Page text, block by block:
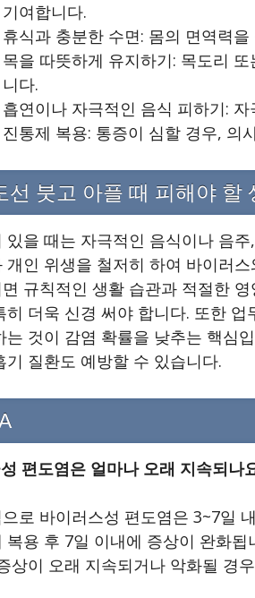
기여합니다.
휴식과 충분한 수면: 몸의 면역력
목을 따뜻하게 유지하기: 목도리
니다.
흡연이나 자극적인 음식 피하기:
진통제 복용: 통증이 심할 경우, 의
선 붓고 아플 때 피해야 할
있을 때는 자극적인 음식이나 음
개인 위생을 철저히 하여 바이러
규칙적인 생활 습관과 적절한
히 더욱 신경 써야 합니다. 또한
는 것이 감염 확률을 낮추는 핵심
기 질환도 예방할 수 있습니다.
편도염은 얼마나 오래 지속되나
로 바이러스성 편도염은 3~7일
복용 후 7일 이내에 증상이 완화
상이 오래 지속되거나 악화될 경